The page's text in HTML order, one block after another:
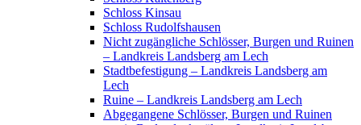
Schloss Kinsau
Schloss Rudolfshausen
Nicht zugängliche Schlösser, Burgen und Ruinen
– Landkreis Landsberg am Lech
Stadtbefestigung – Landkreis Landsberg am
Lech
Ruine – Landkreis Landsberg am Lech
Abgegangene Schlösser, Burgen und Ruinen